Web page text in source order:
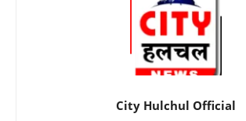
City Hulchul Official